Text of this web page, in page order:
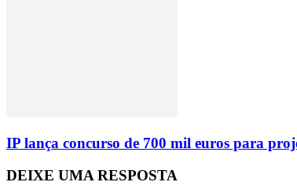
IP lança concurso de 700 mil euros para
DEIXE UMA RESPOSTA